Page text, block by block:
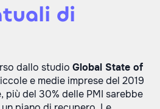
di
dallo studio Global State of
e medie imprese del 2019
più del 30% delle PMI sarebbe